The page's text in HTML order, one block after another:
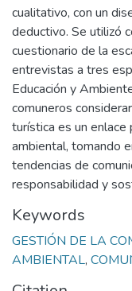
cualitativo, con un
deductivo. Se utilizó
cuestionario de la
entrevistas a tres
Educación y
comuneros
turística es un
ambiental, tomando
tendencias de
responsabilidad y
Keywords
GESTIÓN DE LA
AMBIENTAL,